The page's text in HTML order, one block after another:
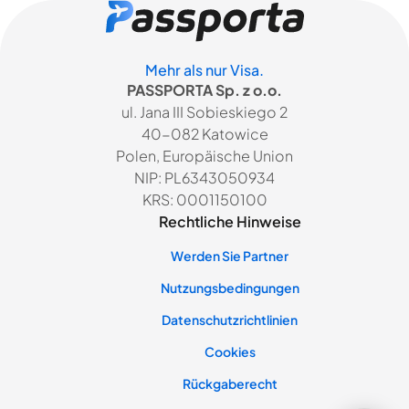
Mehr als nur Visa.
PASSPORTA Sp. z o.o.
ul. Jana III Sobieskiego 2
40-082 Katowice
Polen, Europäische Union
NIP: PL6343050934
KRS: 0001150100
Rechtliche Hinweise
Werden Sie Partner
Nutzungsbedingungen
Datenschutzrichtlinien
Cookies
Rückgaberecht